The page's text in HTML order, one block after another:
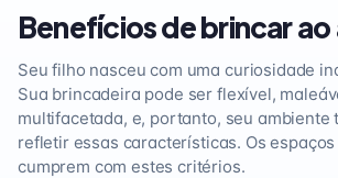
Benefícios de brincar ao
Seu filho nasceu com uma curiosidade
Sua brincadeira pode ser flexível,
multifacetada, e, portanto, seu ambiente
refletir essas características. Os
cumprem com estes critérios.